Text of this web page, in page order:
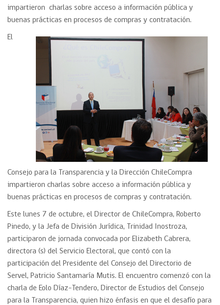
impartieron charlas sobre acceso a información pública y
buenas prácticas en procesos de compras y contratación.
El
Consejo para la Transparencia y la Dirección ChileCompra
impartieron charlas sobre acceso a información pública y
buenas prácticas en procesos de compras y contratación.
Este lunes 7 de octubre, el Director de ChileCompra, Roberto
Pinedo, y la Jefa de División Jurídica, Trinidad Inostroza,
participaron de jornada convocada por Elizabeth Cabrera,
directora (s) del Servicio Electoral, que contó con la
participación del Presidente del Consejo del Directorio de
Servel, Patricio Santamaría Mutis. El encuentro comenzó con la
charla de Eolo Díaz-Tendero, Director de Estudios del Consejo
para la Transparencia, quien hizo énfasis en que el desafío para